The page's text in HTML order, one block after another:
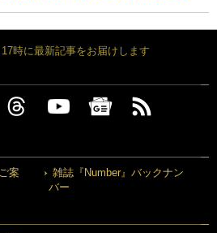
時に最新記事をお届けします
案
雑誌『Number』バックナン
バー